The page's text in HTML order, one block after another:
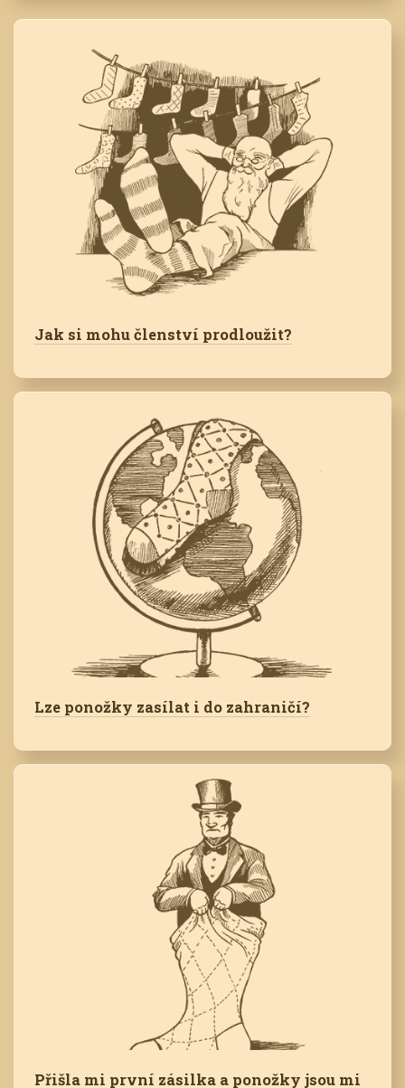
Jak si mohu členství prodloužit?
Lze ponožky zasílat i do zahraničí?
Přišla mi první zásilka a ponožky jsou mi